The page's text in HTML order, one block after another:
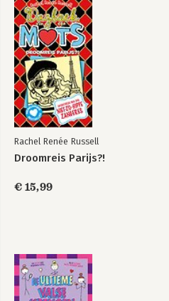
Rachel Renée Russell
Droomreis Parijs?!
€ 15,99